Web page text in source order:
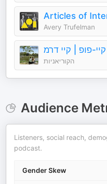
Articles of
Avery Trufelman
הקוריאניות
Audience
Listeners, social reach,
podcast.
Gender Skew